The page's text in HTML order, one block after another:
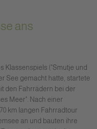
ans
Klassenspiels ("Smutje und
See gemacht hatte, startete
den Fahrrädern bei der
Meer". Nach einer
km langen Fahrradtour
an und bauten ihre